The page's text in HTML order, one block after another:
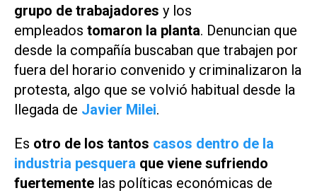
grupo de trabajadores y los
empleados tomaron la planta. Denuncian que
desde la compañía buscaban que trabajen por
fuera del horario convenido y criminalizaron la
protesta, algo que se volvió habitual desde la
llegada de Javier Milei.
Es otro de los tantos casos dentro de la
industria pesquera que viene sufriendo
fuertemente las políticas económicas de